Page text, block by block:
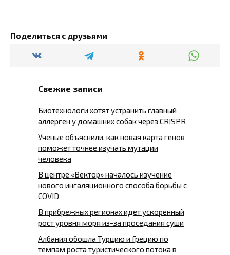
Поделиться с друзьями
Свежие записи
Биотехнологи хотят устранить главный
аллерген у домашних собак через CRISPR
Ученые объяснили, как новая карта генов
поможет точнее изучать мутации
человека
В центре «Вектор» началось изучение
нового ингаляционного способа борьбы с
COVID
В прибрежных регионах идет ускоренный
рост уровня моря из-за проседания суши
Албания обошла Турцию и Грецию по
темпам роста туристического потока в